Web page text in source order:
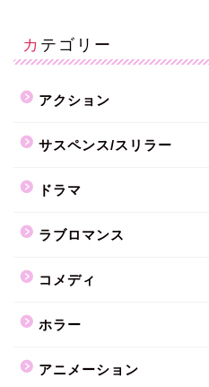
カテゴリー
アクション
サスペンス/スリラー
ドラマ
ラブロマンス
コメディ
ホラー
アニメーション